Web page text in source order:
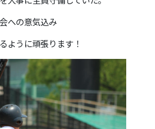
への意気込み
ように頑張ります！